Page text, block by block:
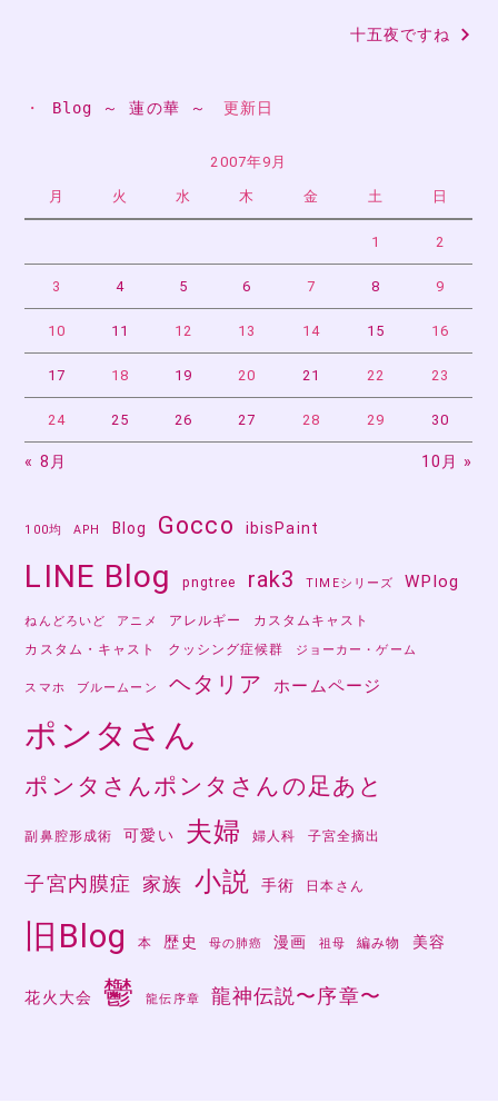
十五夜ですね
・ Blog ～ 蓮の華 ～ 更新日
2007年9月
月 火 水 木 金 土 日
1 2
3 4 5 6 7 8 9
10 11 12 13 14 15 16
17 18 19 20 21 22 23
24 25 26 27 28 29 30
« 8月 10月 »
100均 APH Blog Gocco ibisPaint
LINE Blog pngtree rak3 TIMEシリーズ WPlog
ねんどろいど アニメ アレルギー
カスタムキャスト
カスタム・キャスト
クッシング症候群 ジョーカー・ゲーム
スマホ ブルームーン ヘタリア ホームページ
ポンタさん
ポンタさんポンタさんの足あと
副鼻腔形成術 可愛い 夫婦 婦人科 子宮全摘出
子宮内膜症 家族 小説 手術 日本さん
旧Blog 本 歴史 母の肺癌 漫画 祖母 編み物 美容
花火大会 鬱 龍伝序章 龍神伝説〜序章〜